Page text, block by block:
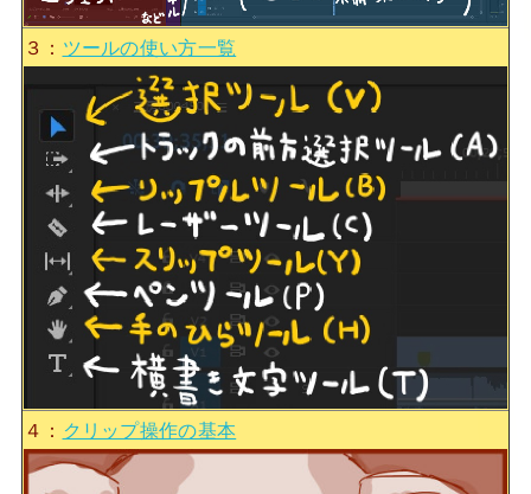
３： ツールの使い方一覧
４： クリップ操作の基本